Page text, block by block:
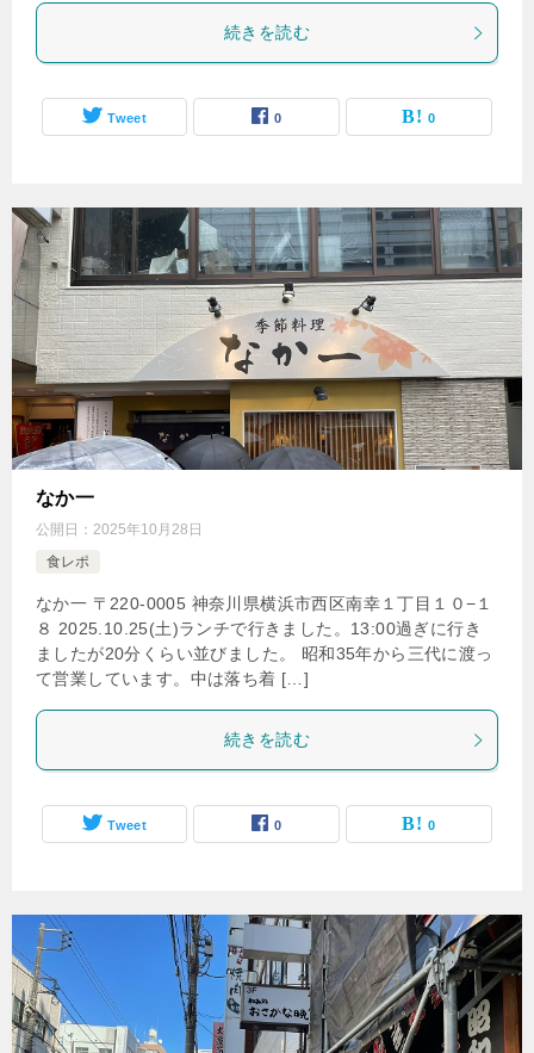
続きを読む
Tweet 0 0
なか一
公開日： 2025年10月28日
食レポ
なか一 〒220-0005 神奈川県横浜市西区南幸１丁目１０−１
８ 2025.10.25(土)ランチで行きました。13:00過ぎに行き
ましたが20分くらい並びました。 昭和35年から三代に渡っ
て営業しています。中は落ち着 […]
続きを読む
Tweet 0 0